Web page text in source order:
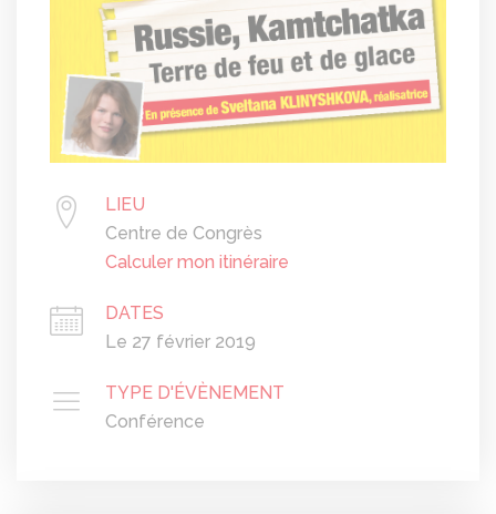
LIEU
Centre de Congrès
Calculer mon itinéraire
DATES
Le 27 février 2019
TYPE D'ÉVÈNEMENT
Conférence